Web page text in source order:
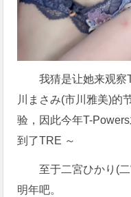
我猜是让她来观
川まさみ(市川雅美)的
验，因此今年T-
到了TRE ～
至于二宮ひかり(
明年吧。